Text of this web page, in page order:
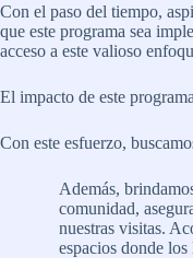
Con el paso del tiempo,
que este programa sea
acceso a este valioso
El impacto de este
Con este esfuerzo,
Además,
comunidad,
nuestras visitas.
espacios donde